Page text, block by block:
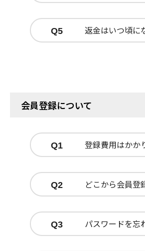
Q5 返金はいつ頃に
会員登録について
Q1 登録費用はかか
Q2 どこから会員登
Q3 パスワードを忘